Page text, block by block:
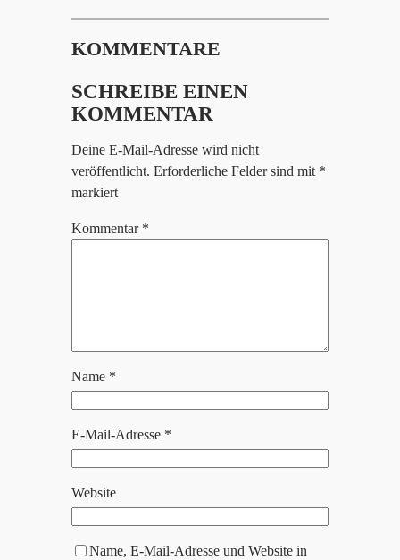
KOMMENTARE
SCHREIBE EINEN
KOMMENTAR
Deine E-Mail-Adresse wird nicht
veröffentlicht. Erforderliche Felder sind mit *
markiert
Kommentar *
Name *
E-Mail-Adresse *
Website
Name, E-Mail-Adresse und Website in